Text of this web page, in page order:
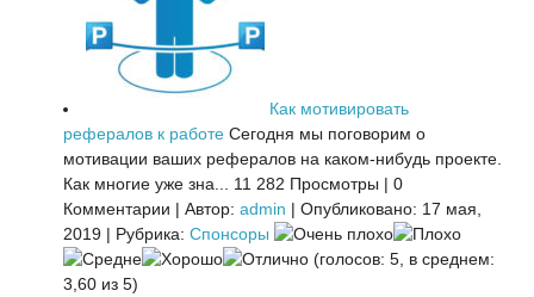
Как мотивировать
рефералов к работе Сегодня мы поговорим о
мотивации ваших рефералов на каком-нибудь проекте.
Как многие уже зна...
11 282 Просмотры | 0
Комментарии | Автор: admin | Опубликовано: 17 мая,
2019 | Рубрика: Спонсоры
(голосов: 5, в среднем:
3,60 из 5)